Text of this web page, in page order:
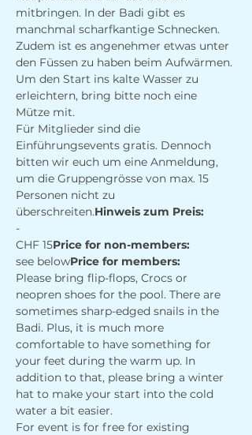
mitbringen. In der Badi gibt es
manchmal scharfkantige Schnecken.
Zudem ist es angenehmer etwas unter
den Füssen zu haben beim Aufwärmen.
Um den Start ins kalte Wasser zu
erleichtern, bring bitte noch eine
Mütze mit.
Für Mitglieder sind die
Einführungsevents gratis. Dennoch
bitten wir euch um eine Anmeldung,
um die Gruppengrösse von max. 15
Personen nicht zu
überschreiten.Hinweis zum Preis:
-
CHF 15Price for non-members:
see belowPrice for members:
Please bring flip-flops, Crocs or
neopren shoes for the pool. There are
sometimes sharp-edged snails in the
Badi. Plus, it is much more
comfortable to have something for
your feet during the warm up. In
addition to that, please bring a winter
hat to make your start into the cold
water a bit easier.
For event is for free for existing